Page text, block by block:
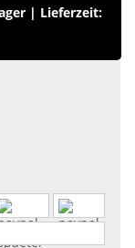
| Lieferzeit: